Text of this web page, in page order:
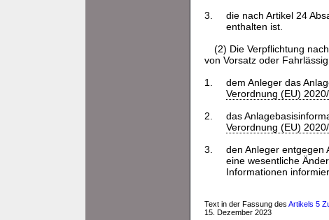
3.
die nach Artikel 24
enthalten ist.
(2) Die Verpflichtung
von Vorsatz oder
1.
dem Anleger das
Verordnung (EU)
2.
das
Verordnung (EU)
3.
den Anleger entgegen
eine wesentliche
Informationen
Text in der Fassung des Artikels 5
15. Dezember 2023